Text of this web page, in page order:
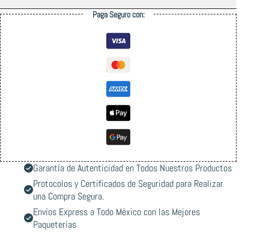
Paga Seguro con:
Garantía de Autenticidad en Todos Nuestros Productos
Protocolos y Certificados de Seguridad para Realizar
una Compra Segura.
Envíos Express a Todo México con las Mejores
Paqueterías